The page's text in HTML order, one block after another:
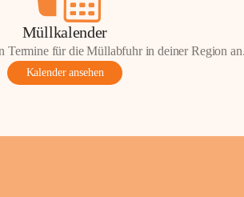
Müllkalender
Termine für die Müllabfuhr in deiner Region
Kalender ansehen